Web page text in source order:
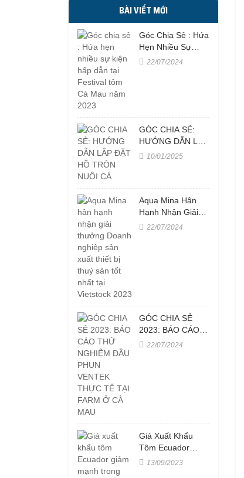
BÀI VIẾT MỚI
Góc Chia Sẻ : Hứa
Hẹn Nhiều Sự
Kiện Hấp Dẫn Tại
22/07/2024
GÓC CHIA SẺ:
HƯỚNG DẪN LẮP
ĐẶT HỒ TRÒN
10/01/2025
Aqua Mina Hân
Hạnh Nhận Giải
Thưởng Doanh
22/07/2024
GÓC CHIA SẺ
2023: BÁO CÁO
THỬ NGHIỆM
22/07/2024
Giá Xuất Khẩu
Tôm Ecuador
Giảm Mạnh Trong
13/09/2023